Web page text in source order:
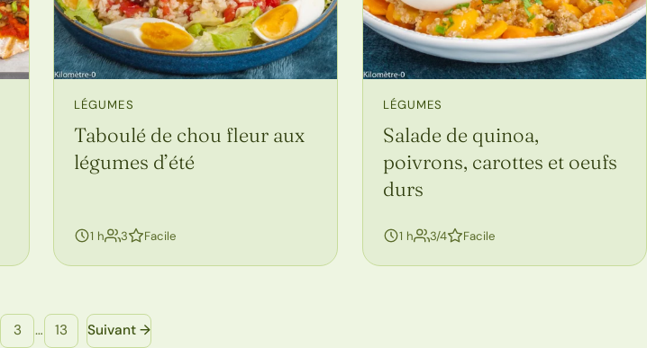
LÉGUMES
Taboulé de chou fleur aux
légumes d’été
1 h 3personnes
Facile
LÉGUMES
Salade de quinoa,
poivrons, carottes et oeufs
durs
1 h 3/4personnes
Facile
3 … 13 Suivant →